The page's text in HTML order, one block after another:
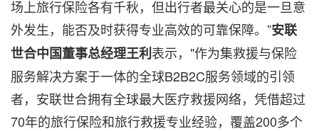
场上旅行保险各有千秋，但出行者最关心的是一旦意
外发生，能否及时获得专业高效的可靠保障。 ”安联
世合中国董事总经理王利表示，"作为集救援与保险
服务解决方案于一体的全球B2B2C服务领域的引领
者，安联世合拥有全球最大医疗救援网络，凭借超过
70年的旅行保险和旅行救援专业经验，覆盖200多个